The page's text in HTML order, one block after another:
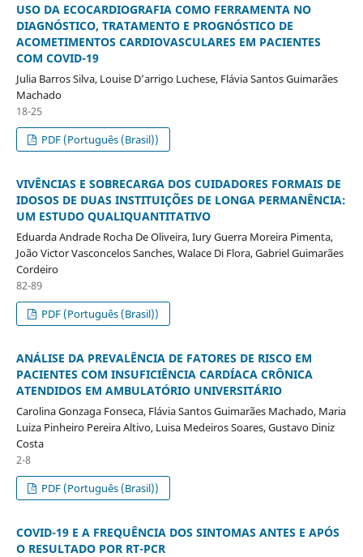
USO DA ECOCARDIOGRAFIA COMO FERRAMENTA NO
DIAGNÓSTICO, TRATAMENTO E PROGNÓSTICO DE
ACOMETIMENTOS CARDIOVASCULARES EM PACIENTES
COM COVID-19
Julia Barros Silva, Louise D’arrigo Luchese, Flávia Santos Guimarães
Machado
18-25
PDF (Português (Brasil))
VIVÊNCIAS E SOBRECARGA DOS CUIDADORES FORMAIS DE
IDOSOS DE DUAS INSTITUIÇÕES DE LONGA PERMANÊNCIA:
UM ESTUDO QUALIQUANTITATIVO
Eduarda Andrade Rocha De Oliveira, Iury Guerra Moreira Pimenta,
João Victor Vasconcelos Sanches, Walace Di Flora, Gabriel Guimarães
Cordeiro
82-89
PDF (Português (Brasil))
ANÁLISE DA PREVALÊNCIA DE FATORES DE RISCO EM
PACIENTES COM INSUFICIÊNCIA CARDÍACA CRÔNICA
ATENDIDOS EM AMBULATÓRIO UNIVERSITÁRIO
Carolina Gonzaga Fonseca, Flávia Santos Guimarães Machado, Maria
Luiza Pinheiro Pereira Altivo, Luisa Medeiros Soares, Gustavo Diniz
Costa
2-8
PDF (Português (Brasil))
COVID-19 E A FREQUÊNCIA DOS SINTOMAS ANTES E APÓS
O RESULTADO POR RT-PCR